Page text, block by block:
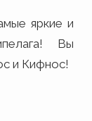
яркие и
Вы
и Кифнос!